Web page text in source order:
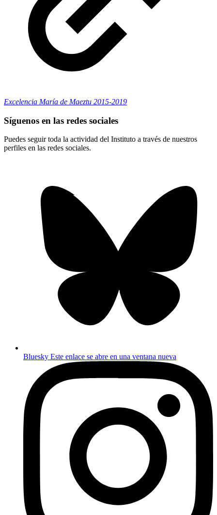
Excelencia María de Maeztu 2015-2019
Síguenos en las redes sociales
Puedes seguir toda la actividad del Instituto a través de nuestros
perfiles en las redes sociales.
Bluesky Este enlace se abre en una ventana nueva